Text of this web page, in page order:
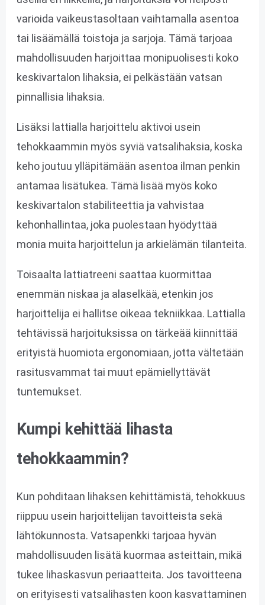
varioida vaikeustasoltaan vaihtamalla asentoa
tai lisäämällä toistoja ja sarjoja. Tämä tarjoaa
mahdollisuuden harjoittaa monipuolisesti koko
keskivartalon lihaksia, ei pelkästään vatsan
pinnallisia lihaksia.
Lisäksi lattialla harjoittelu aktivoi usein
tehokkaammin myös syviä vatsalihaksia, koska
keho joutuu ylläpitämään asentoa ilman penkin
antamaa lisätukea. Tämä lisää myös koko
keskivartalon stabiliteettia ja vahvistaa
kehonhallintaa, joka puolestaan hyödyttää
monia muita harjoittelun ja arkielämän tilanteita.
Toisaalta lattiatreeni saattaa kuormittaa
enemmän niskaa ja alaselkää, etenkin jos
harjoittelija ei hallitse oikeaa tekniikkaa. Lattialla
tehtävissä harjoituksissa on tärkeää kiinnittää
erityistä huomiota ergonomiaan, jotta vältetään
rasitusvammat tai muut epämiellyttävät
tuntemukset.
Kumpi kehittää lihasta
tehokkaammin?
Kun pohditaan lihaksen kehittämistä, tehokkuus
riippuu usein harjoittelijan tavoitteista sekä
lähtökunnosta. Vatsapenkki tarjoaa hyvän
mahdollisuuden lisätä kuormaa asteittain, mikä
tukee lihaskasvun periaatteita. Jos tavoitteena
on erityisesti vatsalihasten koon kasvattaminen